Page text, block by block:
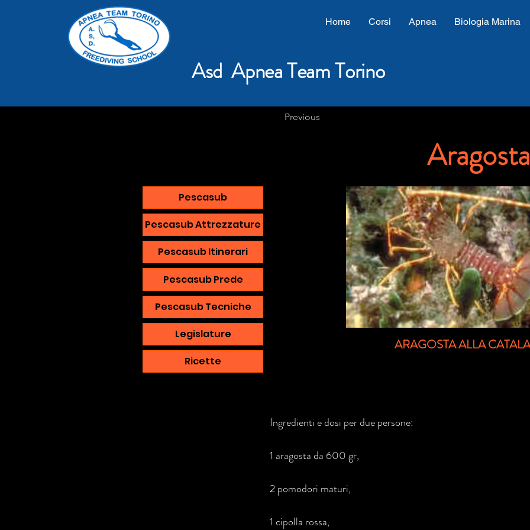
Home Corsi Apnea Biologia Marina
Asd Apnea Team Torino
Previous
Aragosta
Pescasub
Pescasub Attrezzature
Pescasub Itinerari
Pescasub Prede
Pescasub Tecniche
Legislature
Ricette
ARAGOSTA ALLA
Ingredienti e dosi per due persone:
1 aragosta da 600 gr,
2 pomodori maturi,
1 cipolla rossa,